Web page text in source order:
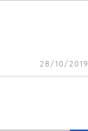
28/10/2019